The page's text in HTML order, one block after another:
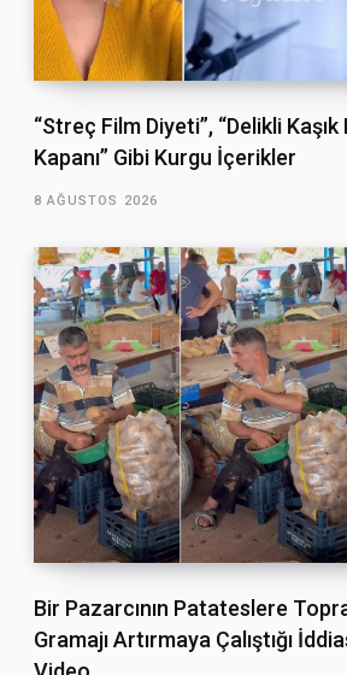
“Streç Film Diyeti”, “Delikli Kaşık
Kapanı” Gibi Kurgu İçerikler
8 AĞUSTOS 2026
Bir Pazarcının Patateslere
Gramajı Artırmaya Çalıştığı